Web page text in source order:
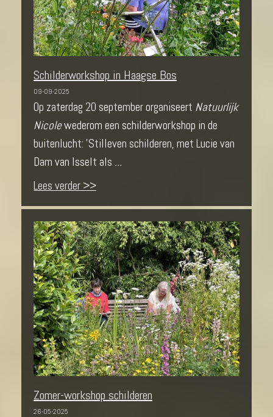
Schilderworkshop in Haagse Bos
09-09-2025
Op zaterdag 20 september organiseert Natuurlijk
Nicolewederom een schilderworkshop in de
buitenlucht: 'Stilleven schilderen, met Lucie van
Dam van Isselt als ...
Lees verder >>
Zomer-workshop schilderen
26-05-2025